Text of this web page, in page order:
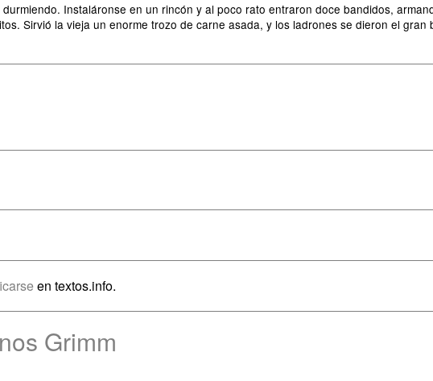
Instaláronse en un rincón y al poco rato entraron doce bandidos,
Sirvió la vieja un enorme trozo de carne asada, y los ladrones se dieron el gran
en textos.info.
Grimm